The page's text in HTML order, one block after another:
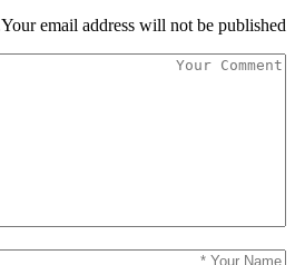
Your email address will not be published.